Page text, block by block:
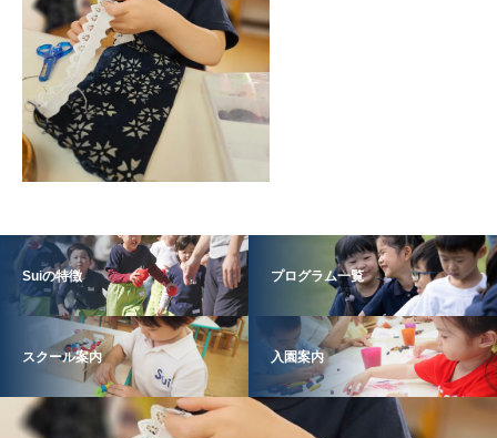
Suiの特徴 プログラム一覧
スクール案内 入園案内